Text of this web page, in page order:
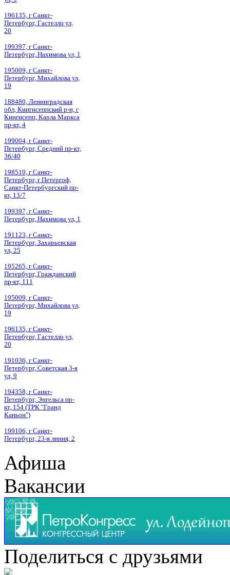
196135, г Санкт-
Петербург, Гастелло ул,
20
199397, г Санкт-
Петербург, Нахимова ул, 1
195009, г Санкт-
Петербург, Михайлова ул,
19
188480, Ленинградская
обл, Кингисеппский р-н, г
Кингисепп, Карла Маркса
пр-кт, 4
199004, г Санкт-
Петербург, Средний пр-кт,
36/40
198510, г Санкт-
Петербург, г Петергоф,
Санкт-Петербургский пр-
кт, 13/7
199397, г Санкт-
Петербург, Нахимова ул, 1
191123, г Санкт-
Петербург, Захарьевская
ул, 25
195265, г Санкт-
Петербург, Гражданский
пр-кт, 111
195009, г Санкт-
Петербург, Михайлова ул,
19
196135, г Санкт-
Петербург, Гастелло ул,
20
191036, г Санкт-
Петербург, Советская 3-я
ул, 9
194358, г Санкт-
Петербург, Энгельса пр-
кт, 154 (ТРК "Гранд
Каньон")
199106, г Санкт-
Петербург, 23-я линия, 2
Афиша
Вакансии
Поделиться с друзьями